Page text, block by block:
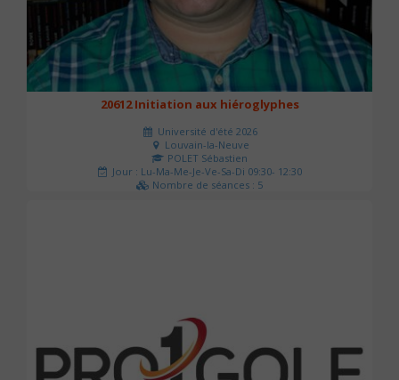
20612 Initiation aux hiéroglyphes
Université d'été 2026
Louvain-la-Neuve
POLET Sébastien
Jour : Lu-Ma-Me-Je-Ve-Sa-Di 09:30- 12:30
Nombre de séances : 5